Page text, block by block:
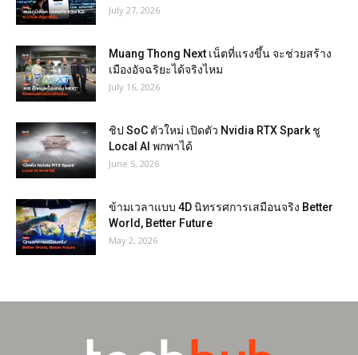
July 27, 2026
Muang Thong Next เน็ตที่แรงขึ้น จะช่วยสร้าง
เมืองอัจฉริยะได้จริงไหม
July 16, 2026
ชิป SoC ตัวใหม่ เปิดตัว Nvidia RTX Spark ชู
Local AI พกพาได้
June 5, 2026
ข้ามเวลาแบบ 4D นิทรรศการเสมือนจริง Better
World, Better Future
May 2, 2026